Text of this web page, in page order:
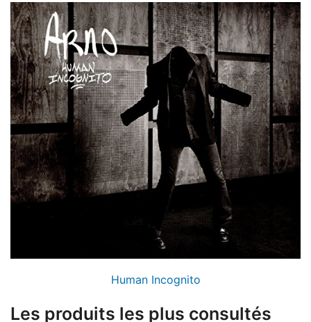
Human Incognito
Les produits les plus consultés